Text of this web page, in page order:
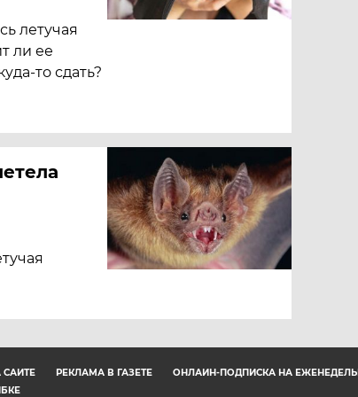
летучая
ли ее
то сдать?
САЙТЕ РЕКЛАМА В ГАЗЕТЕ
ОНЛАЙН-ПОДПИСКА НА